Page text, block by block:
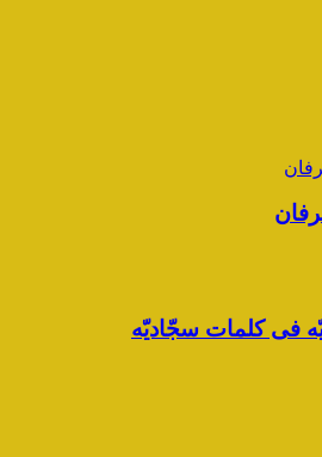
فی کلمات سجّادیّه